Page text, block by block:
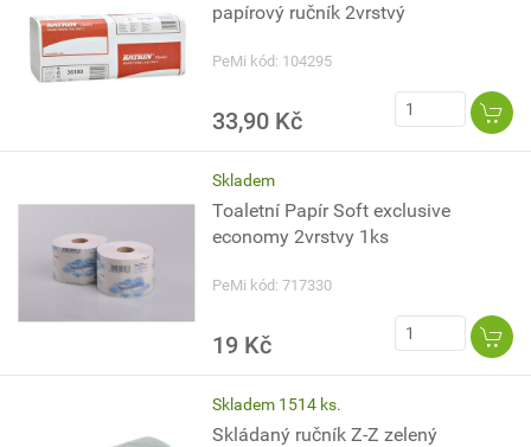
papírový ručník 2vrstvý
PeMi kód: 104295
33,90 Kč
Skladem
Toaletní Papír Soft exclusive
economy 2vrstvy 1ks
PeMi kód: 717330
19 Kč
Skladem 1514 ks.
Skládaný ručník Z-Z zelený